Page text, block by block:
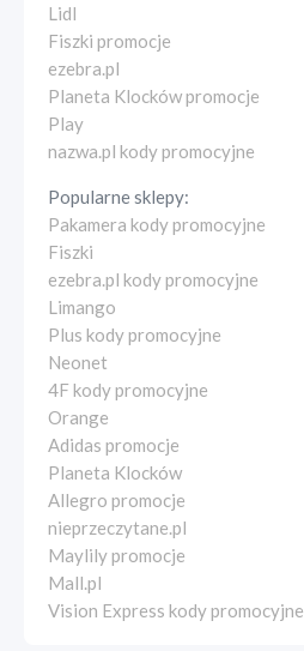
Lidl
Fiszki promocje
ezebra.pl
Planeta Klocków promocje
Play
nazwa.pl kody promocyjne
Popularne sklepy:
Pakamera kody promocyjne
Fiszki
ezebra.pl kody promocyjne
Limango
Plus kody promocyjne
Neonet
4F kody promocyjne
Orange
Adidas promocje
Planeta Klocków
Allegro promocje
nieprzeczytane.pl
Maylily promocje
Mall.pl
Vision Express kody promocyjne